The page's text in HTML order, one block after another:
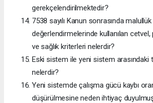
gerekçelendirilmektedir?
7538 sayılı Kanun sonrasında malullük
değerlendirmelerinde kullanılan
ve sağlık kriterleri nelerdir?
Eski sistem ile yeni sistem arasındaki
nelerdir?
Yeni sistemde çalışma gücü kaybı
düşürülmesine neden ihtiyaç